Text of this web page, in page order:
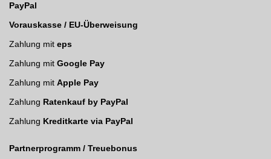
PayPal
Vorauskasse / EU-Überweisung
Zahlung mit eps
Zahlung mit Google Pay
Zahlung mit Apple Pay
Zahlung Ratenkauf by PayPal
Zahlung Kreditkarte via PayPal
Partnerprogramm / Treuebonus